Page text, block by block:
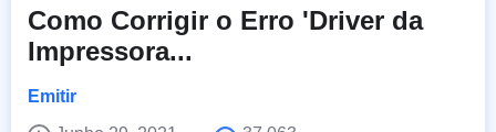
Como Corrigir o Erro 'Driver da
Impressora...
Emitir